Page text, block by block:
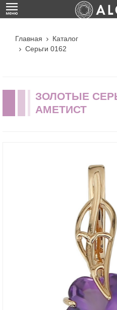
Главная
Каталог
Серьги 0162
ЗОЛОТЫЕ
АМЕТИСТ